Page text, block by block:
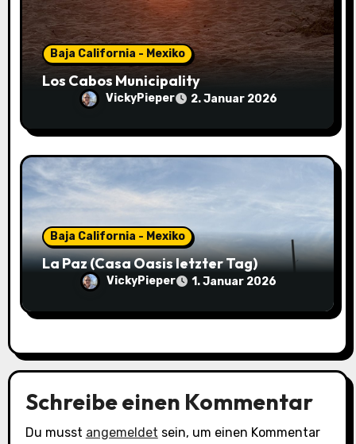
Baja California - Mexiko
Los Cabos Municipality
VickyPieper 2. Januar 2026
Baja California - Mexiko
La Paz (Casa Oasis letzter Tag)
VickyPieper 1. Januar 2026
Schreibe einen Kommentar
Du musst angemeldet sein, um einen Kommentar